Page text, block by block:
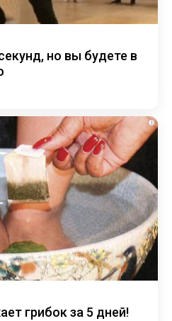
но вы будете в
i
грибок за 5 дней!